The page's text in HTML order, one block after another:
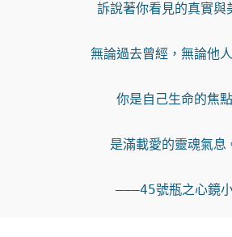
訴說著你看見的真實與
無論過去曾經，無論他
你是自己生命的焦點
是滿載愛的靈魂氣息
———45號瓶之心鏡